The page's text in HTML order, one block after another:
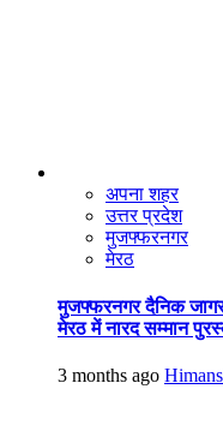
अपना शहर
उत्तर प्रदेश
मुजफ्फरनगर
मेरठ
मुजफ्फरनगर दैनिक
मेरठ में नारद सम्मान
3 months ago